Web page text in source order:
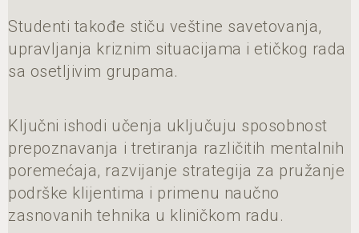
Studenti takođe stiču veštine savetovanja,
upravljanja kriznim situacijama i etičkog rada
sa osetljivim grupama.
Ključni ishodi učenja uključuju sposobnost
prepoznavanja i tretiranja različitih mentalnih
poremećaja, razvijanje strategija za pružanje
podrške klijentima i primenu naučno
zasnovanih tehnika u kliničkom radu.